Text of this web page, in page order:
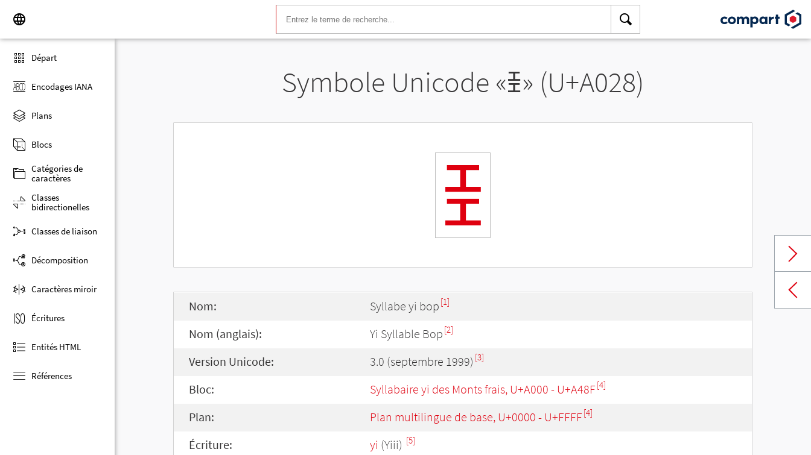
Départ
Encodages IANA
Plans
Blocs
Catégories de
caractères
Classes
bidirectionelles
Classes de liaison
Décomposition
Caractères miroir
Écritures
Entités HTML
Références
Symbole Unicode «ꀨ» (U+A028)
ꀨ
Nom: Syllabe yi bop [1]
Nom (anglais): Yi Syllable Bop [2]
Version Unicode: 3.0 (septembre 1999) [3]
Bloc: Syllabaire yi des Monts frais, U+A000 - U+A48F[4]
Plan: Plan multilingue de base, U+0000 - U+FFFF[4]
Écriture: yi (Yiii) [5]